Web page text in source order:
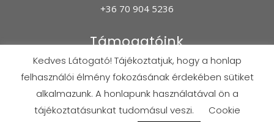
+36 70 904 5236
Támogatóink
Kapcsolat
Kedves Látogató! Tájékoztatjuk, hogy a honlap
felhasználói élmény fokozásának érdekében sütiket
alkalmazunk. A honlapunk használatával ön a
tájékoztatásunkat tudomásul veszi.
Cookie